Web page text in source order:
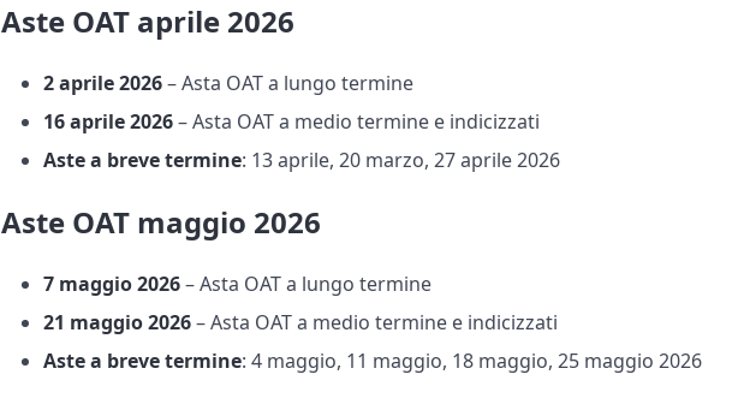
Aste OAT aprile 2026
2 aprile 2026– Asta OAT a lungo termine
16 aprile 2026– Asta OAT a medio termine e indicizzati
Aste a breve termine: 13 aprile, 20 marzo, 27 aprile 2026
Aste OAT maggio 2026
7 maggio 2026– Asta OAT a lungo termine
21 maggio 2026– Asta OAT a medio termine e indicizzati
Aste a breve termine: 4 maggio, 11 maggio, 18 maggio, 25 maggio 2026